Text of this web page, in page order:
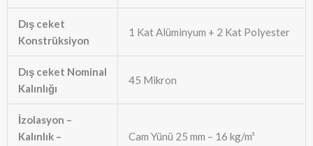
Dış ceket
Konstrüksiyon
1 Kat Alüminyum + 2 Kat Polyester
Dış ceket Nominal
Kalınlığı
45 Mikron
İzolasyon –
Kalınlık –
Cam Yünü 25 mm – 16 kg/m³